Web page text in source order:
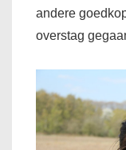
andere
overstag